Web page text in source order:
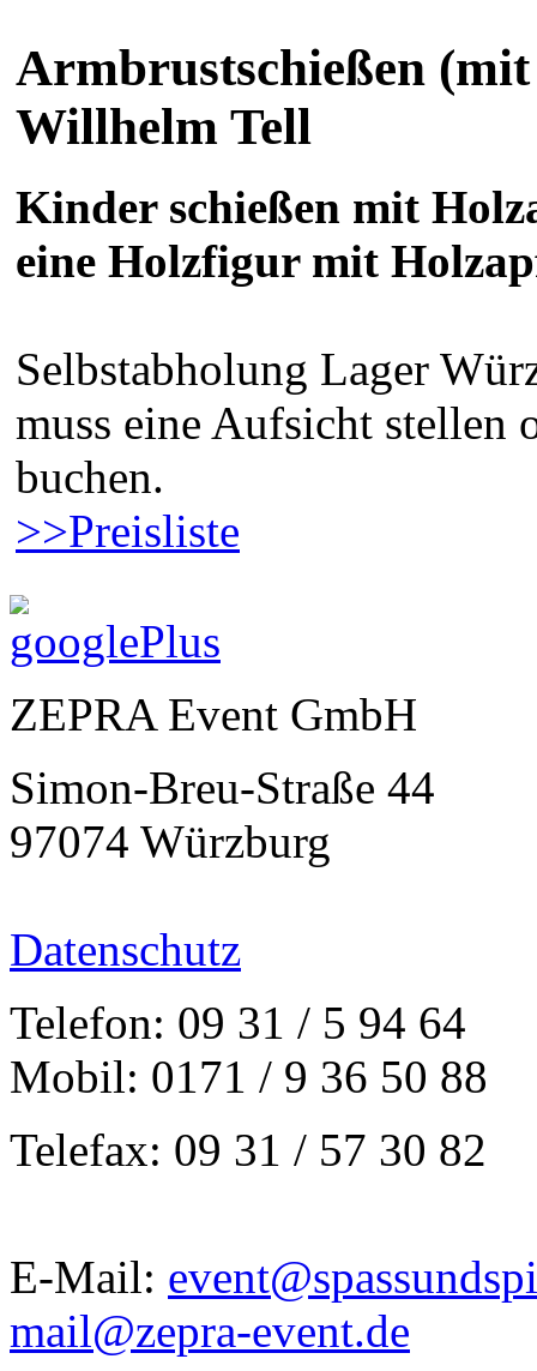
Armbrustschießen
Willhelm Tell
Kinder schießen mit
eine Holzfigur mit
Selbstabholung Lager
muss eine Aufsicht stellen
buchen.
>>Preisliste
ZEPRA Event GmbH
Simon-Breu-Straße 44
97074 Würzburg
Datenschutz
Telefon: 09 31 / 5 94 64
Mobil: 0171 / 9 36 50 88
Telefax: 09 31 / 57 30 82
E-Mail:
mail@zepra-event.de